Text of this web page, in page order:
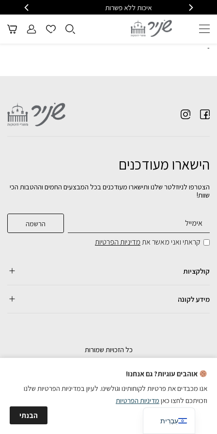
איכות ללא פשרות משלוח ומענה מהיר - 08-6715610
-
הישארו מעודכנים
הצטרפו לניוזלטר שלנו ותישארו מעודכנים בכל המבצעים החמים וההטבות הכי
שוות!
קראתי ואני מאשר אתמדיניות הפרטיות
קולקציות
מידע לקונה
כל הזכויות שמורות
אוהבים עוגיות? גם אנחנו!
אנו מכבדים את פרטיות לקוחותינו וגולשינו. לעיון במדיניות הפרטיות שלנו
וזכויתכם לחצו כאן מדיניות הפרטיות
הבנתי
עִבְרִית
English